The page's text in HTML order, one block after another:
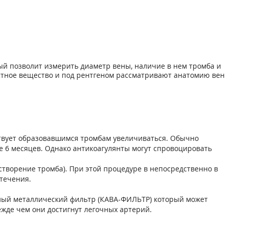
позволит измерить диаметр вены, наличие в нем тромба и
вещество и под рентгеном рассматривают анатомию вен
образовавшимся тромбам увеличиваться. Обычно
месяцев. Однако антикоагулянты могут спровоцировать
тромба). При этой процедуре в непосредственно в
металлический фильтр (КАВА-ФИЛЬТР) который может
чем они достигнут легочных артерий.